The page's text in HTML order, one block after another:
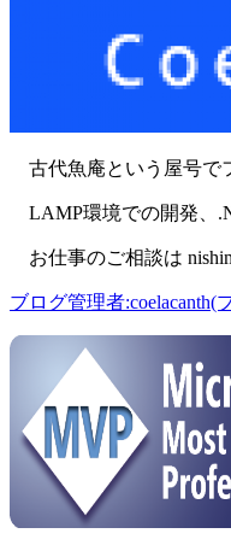
古代魚庵という屋号で
LAMP環境での開発、
お仕事のご相談は
ブログ管理者:coelacanth(